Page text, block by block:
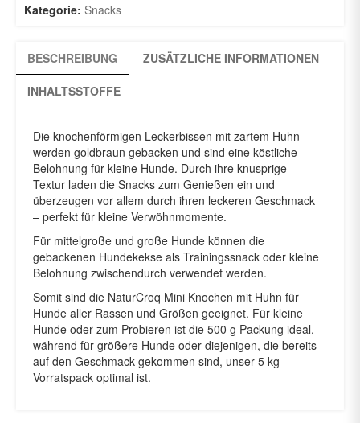
Menge
Kategorie: Snacks
BESCHREIBUNG ZUSÄTZLICHE INFORMATIONEN
INHALTSSTOFFE
Die knochenförmigen Leckerbissen mit zartem Huhn
werden goldbraun gebacken und sind eine köstliche
Belohnung für kleine Hunde. Durch ihre knusprige
Textur laden die Snacks zum Genießen ein und
überzeugen vor allem durch ihren leckeren Geschmack
– perfekt für kleine Verwöhnmomente.
Für mittelgroße und große Hunde können die
gebackenen Hundekekse als Trainingssnack oder kleine
Belohnung zwischendurch verwendet werden.
Somit sind die NaturCroq Mini Knochen mit Huhn für
Hunde aller Rassen und Größen geeignet. Für kleine
Hunde oder zum Probieren ist die 500 g Packung ideal,
während für größere Hunde oder diejenigen, die bereits
auf den Geschmack gekommen sind, unser 5 kg
Vorratspack optimal ist.